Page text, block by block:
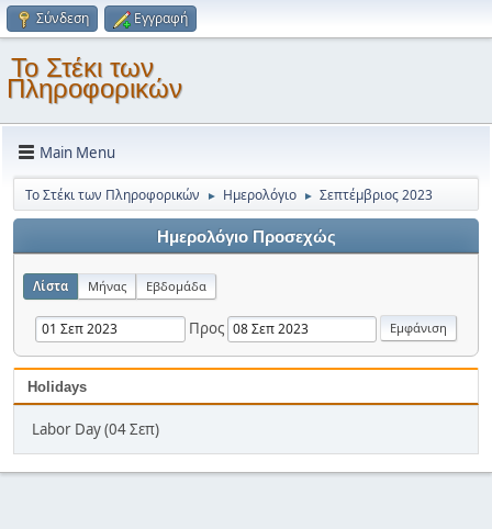
Σύνδεση Εγγραφή
Το Στέκι των
Πληροφορικών
Main Menu
Το Στέκι των Πληροφορικών ► Ημερολόγιο ► Σεπτέμβριος 2023
Ημερολόγιο Προσεχώς
Λίστα Μήνας Εβδομάδα
Προς
Holidays
Labor Day (04 Σεπ)